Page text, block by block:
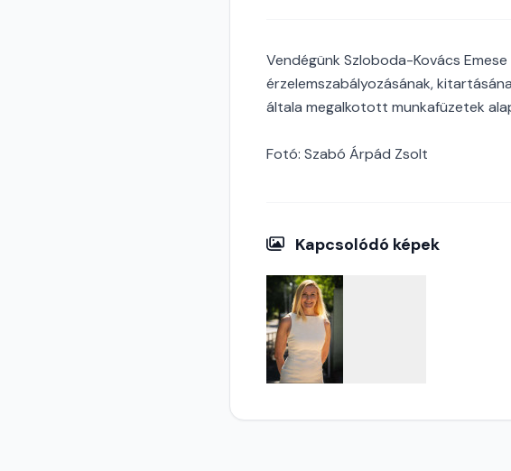
Vendégünk Szloboda-Kovács
érzelemszabályozásának,
általa megalkotott munkafüzetek
Fotó: Szabó Árpád Zsolt
Kapcsolódó képek